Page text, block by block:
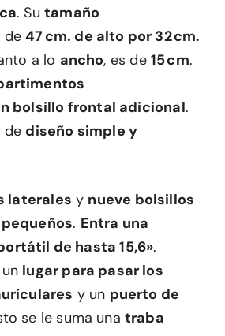
. Su tamaño
de47 cm. de alto por 32 cm.
a lo ancho, es de 15 cm.
bolsillo frontal adicional.
de diseño simple y
laterales y nueve bolsillos
. Entra una
de hasta 15,6».
lugar para pasar los
y un puerto de
se le suma una traba